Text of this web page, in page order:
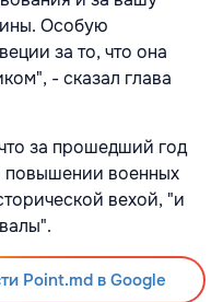
Особую
за то, что она
- сказал глава
за прошедший год
военных
вехой, "и
Point.md в Google